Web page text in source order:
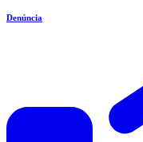
Denúncia